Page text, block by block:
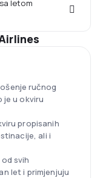
letom
ručnog
u okviru
propisanih
ali i
svih
let i primjenjuju